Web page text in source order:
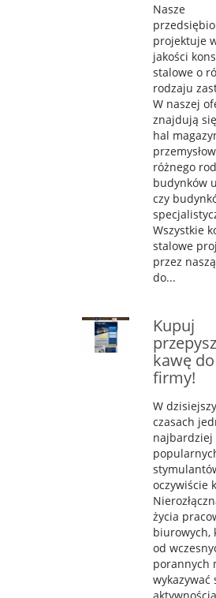
Nasze
projektuje
jakości
stalowe o
rodzaju
W naszej
znajdują
hal
różnego
budynków
czy
Wszystkie
stalowe
przez
do...
Kupuj
kawę
firmy!
W
czasach
najbardziej
oczywiście
życia
biurowych,
od
porannych
wykazywać